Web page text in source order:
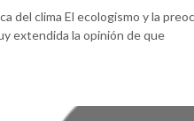
del clima El ecologismo y la
extendida la opinión de que